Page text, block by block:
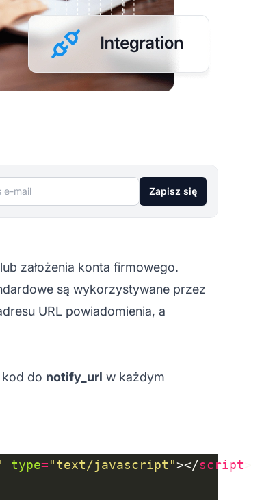
mail Zapisz się
założenia konta firmowego.
są wykorzystywane przez
URL powiadomienia, a
kod do notify_url w każdym
type="text/javascript"></script